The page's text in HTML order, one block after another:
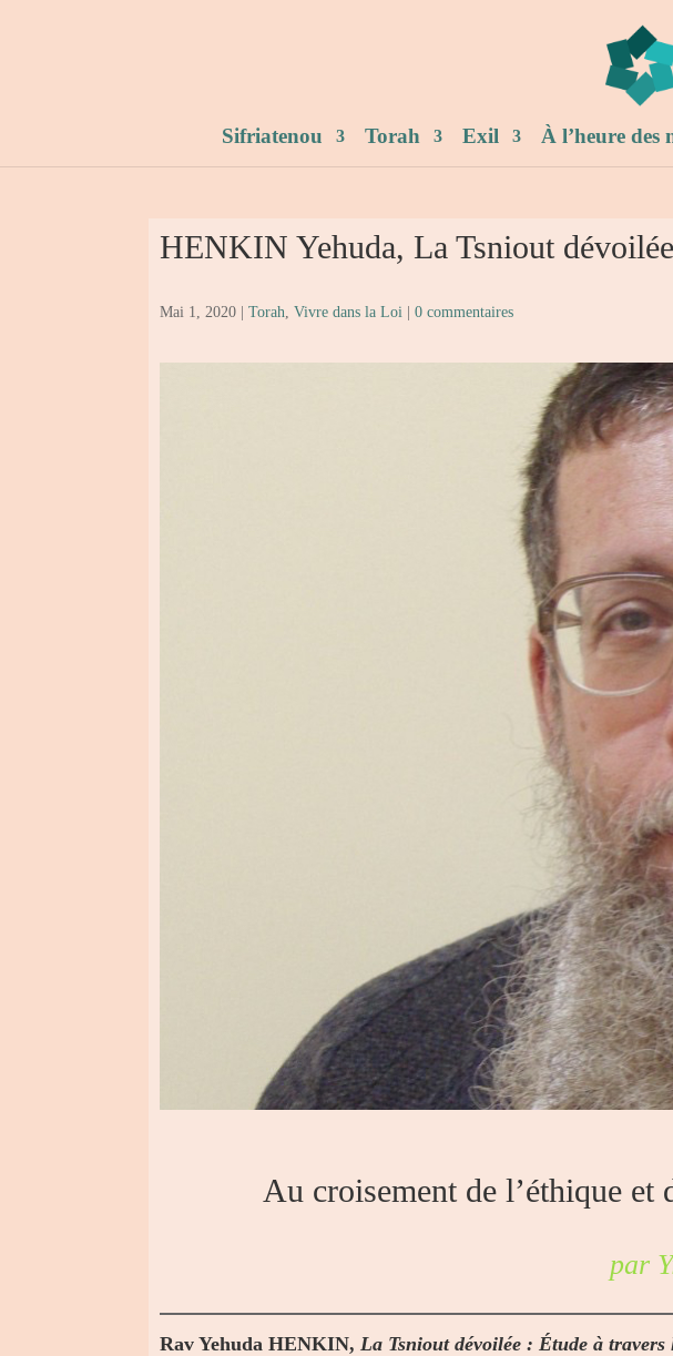
Sifriatenou Torah Exil À l’heure des
HENKIN Yehuda, La Tsniout dévoilée
Mai 1, 2020 |Torah,Vivre dans la Loi |0 commentaires
Au croisement de l’éthique
par
Rav Yehuda HENKIN, La Tsniout dévoilée : Étude à